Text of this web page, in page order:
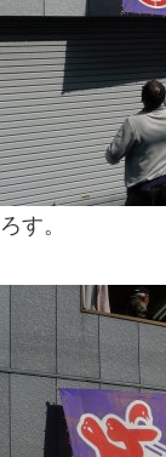
す。